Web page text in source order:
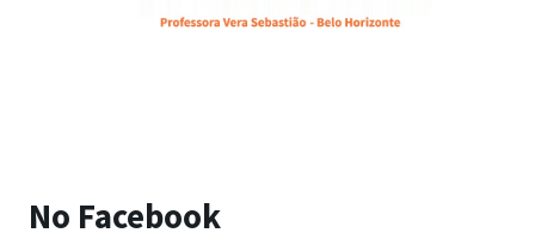
No Facebook